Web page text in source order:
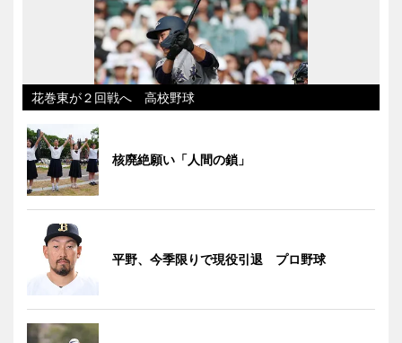
花巻東が２回戦へ 高校野球
核廃絶願い「人間の鎖」
平野、今季限りで現役引退 プロ野球